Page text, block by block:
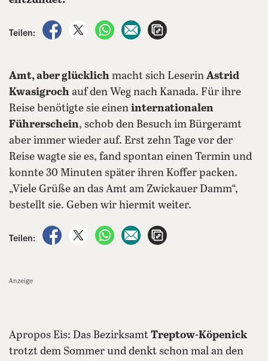
Teilen:
auf Facebook teilen
auf X teilenper WhatsApp teilen
per E-Mail teilen
Amt, aber glücklich macht sich Leserin Astrid
Kwasigroch auf den Weg nach Kanada. Für ihre
Reise benötigte sie einen internationalen
Führerschein, schob den Besuch im Bürgeramt
aber immer wieder auf. Erst zehn Tage vor der
Reise wagte sie es, fand spontan einen Termin und
konnte 30 Minuten später ihren Koffer packen.
„Viele Grüße an das Amt am Zwickauer Damm“,
bestellt sie. Geben wir hiermit weiter.
Teilen:
auf Facebook teilen
auf X teilenper WhatsApp teilen
per E-Mail teilen
Anzeige
Apropos Eis: Das Bezirksamt Treptow-Köpenick
trotzt dem Sommer und denkt schon mal an den